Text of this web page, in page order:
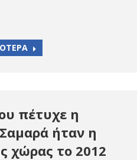
πέτυχε η
ήταν η
χώρας το 2012